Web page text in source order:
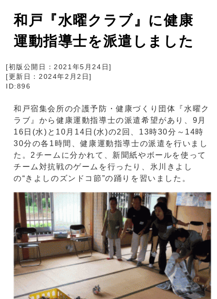
和戸『水曜クラブ』に健康
運動指導士を派遣しました
[初版公開日：2021年5月24日]
[更新日： 2024年2月2日]
ID:896
和戸宿集会所の介護予防・健康づくり団体『水曜ク
ラブ』から健康運動指導士の派遣希望があり、9月
16日(水)と10月14日(水)の2回、13時30分～14時
30分の各1時間、健康運動指導士の派遣を行いまし
た。2チームに分かれて、新聞紙やボールを使って
チーム対抗戦のゲームを行ったり、氷川きよし
の“きよしのズンドコ節”の踊りを習いました。